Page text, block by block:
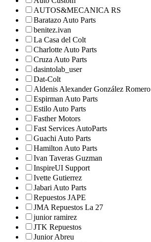
AUTOS&MECANICA RS
Baratazo Auto Parts
benitez.ivan
La Casa del Colt
Charlotte Auto Parts
Cruza Auto Parts
dasintolab_user
Dat-Colt
Aldenis Alexander González Romero
Espirman Auto Parts
Estilo Auto Parts
Fasther Motors
Fast Services AutoParts
Guachi Auto Parts
Hamilton Auto Parts
Ivan Taveras Guzman
InspireUI Support
Ivette Gutierrez
Jabari Auto Parts
Repuestos JAPE
JMA Repuestos La 27
junior ramirez
JTK Repuestos
Junior Abreu